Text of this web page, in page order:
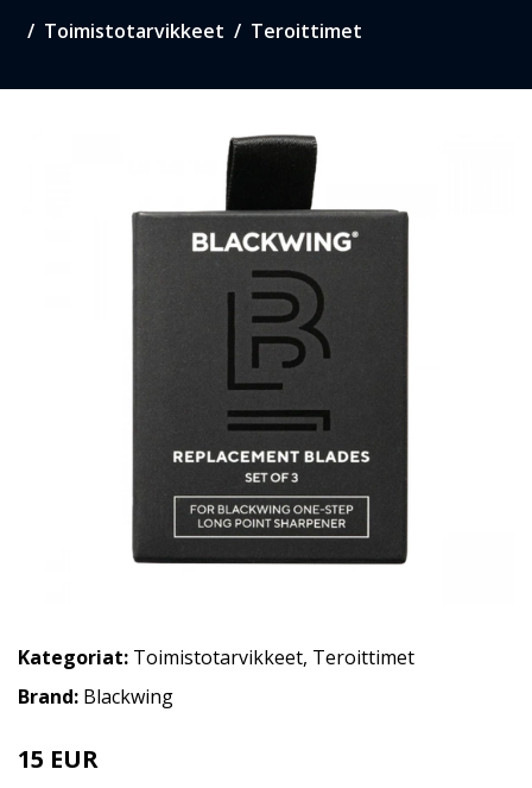
Toimistotarvikkeet Teroittimet
Kategoriat: Toimistotarvikkeet, Teroittimet
Brand: Blackwing
15 EUR